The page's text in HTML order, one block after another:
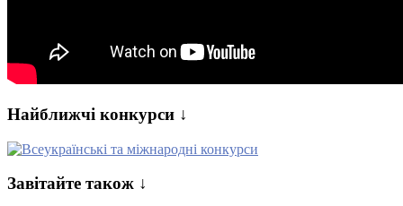
Найближчі конкурси ↓
Завітайте також ↓